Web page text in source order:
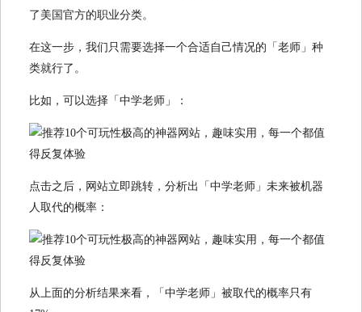
了美国官方的职业分类。
在这一步，我们只需要选择一个合适自己情况的「老师」种
类就行了。
比如，可以选择「中学老师」：
点击之后，网站立即跳转，分析出「中学老师」未来被机器
人取代的概率：
从上面的分析结果来看，「中学老师」被取代的概率只有